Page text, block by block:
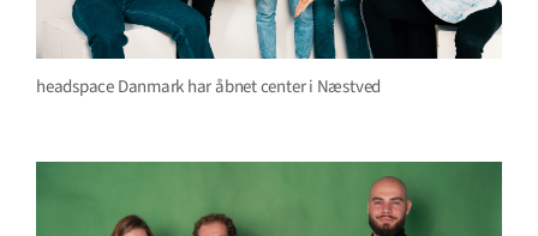
headspace Danmark har åbnet center i Næstved